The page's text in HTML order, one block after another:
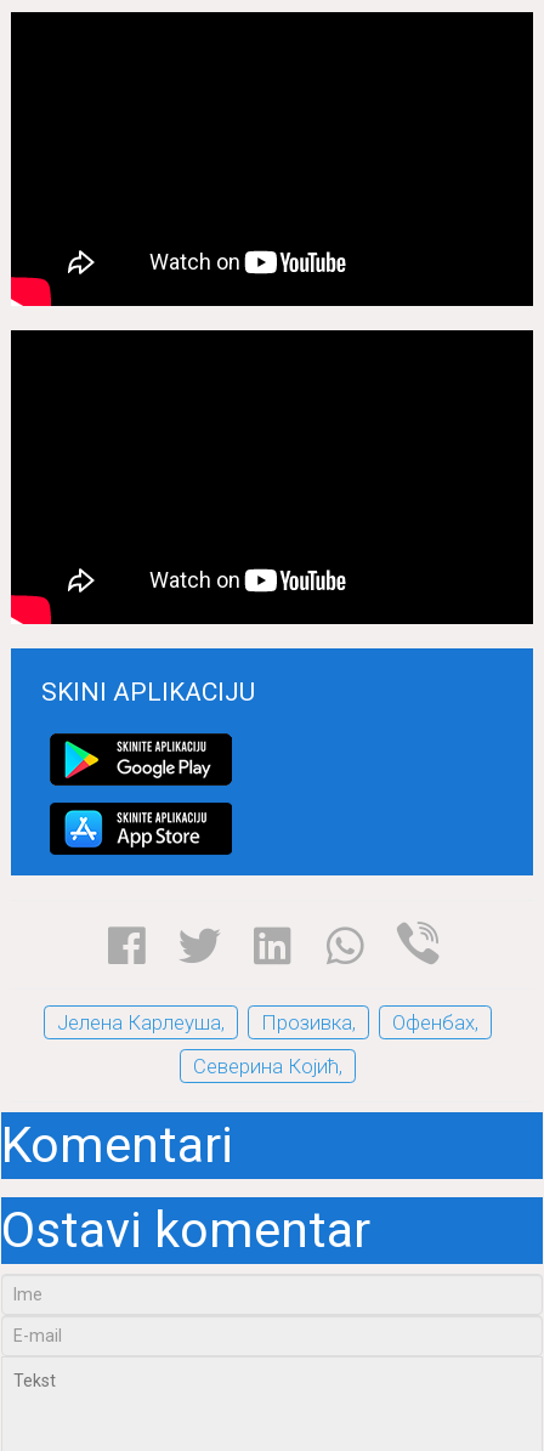
SKINI APLIKACIJU
Јелена Карлеуша, Прозивка,
Офенбах,
Северина Којић,
Komentari
Ostavi komentar